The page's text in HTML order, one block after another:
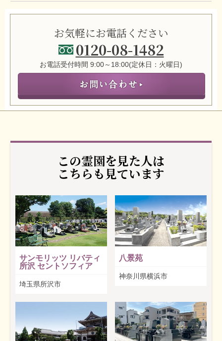
お気軽にお電話ください
0120-08-1482
お電話受付時間 9:00～18:00(定休日：火曜日)
この霊園を見た人は
こちらも見ています
サンモリッツ リバティ
所沢 セントソフィア
埼玉県所沢市
八景苑
神奈川県横浜市